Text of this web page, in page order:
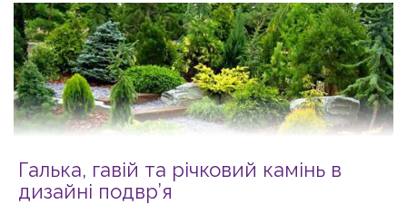
Галька, гавій та річковий камінь в
дизайні подвр’я